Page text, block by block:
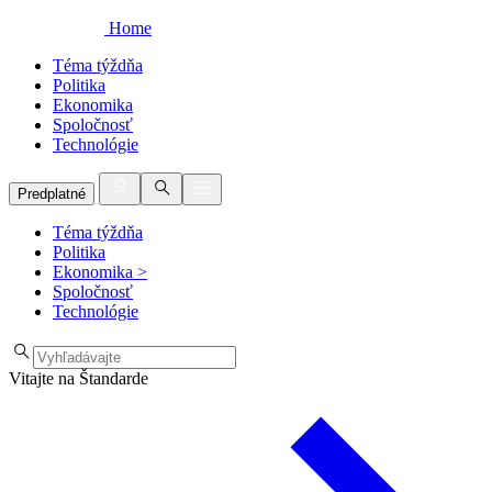
Home
Téma týždňa
Politika
Ekonomika
Spoločnosť
Technológie
Predplatné
Téma týždňa
Politika
Ekonomika >
Spoločnosť
Technológie
Vitajte na Štandarde